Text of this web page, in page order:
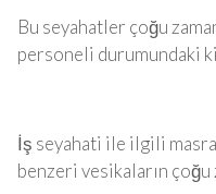
Bu seyahatler çoğu
personeli durumundaki
İş seyahati ile ilgili
benzeri vesikaların